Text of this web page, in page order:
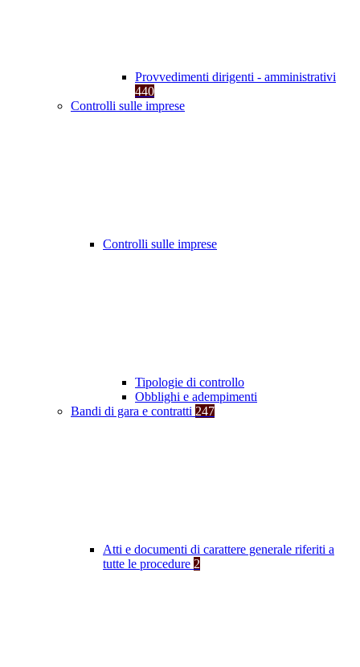
Provvedimenti dirigenti - amministrativi
440
Controlli sulle imprese
Controlli sulle imprese
Tipologie di controllo
Obblighi e adempimenti
Bandi di gara e contratti 247
Atti e documenti di carattere generale riferiti a
tutte le procedure 2